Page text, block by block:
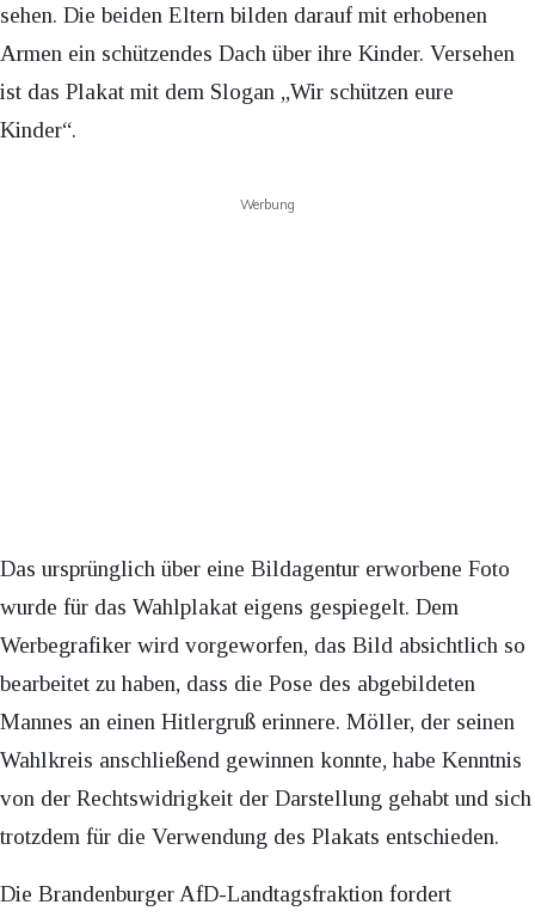
sehen. Die beiden Eltern bilden darauf mit erhobenen
Armen ein schützendes Dach über ihre Kinder. Versehen
ist das Plakat mit dem Slogan „Wir schützen eure
Kinder“.
Werbung
Das ursprünglich über eine Bildagentur erworbene Foto
wurde für das Wahlplakat eigens gespiegelt. Dem
Werbegrafiker wird vorgeworfen, das Bild absichtlich so
bearbeitet zu haben, dass die Pose des abgebildeten
Mannes an einen Hitlergruß erinnere. Möller, der seinen
Wahlkreis anschließend gewinnen konnte, habe Kenntnis
von der Rechtswidrigkeit der Darstellung gehabt und sich
trotzdem für die Verwendung des Plakats entschieden.
Die Brandenburger AfD-Landtagsfraktion fordert